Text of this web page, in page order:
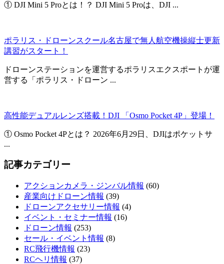
① DJI Mini 5 Proとは！？ DJI Mini 5 Proは、DJI ...
ポラリス・ドローンスクール名古屋で無人航空機操縦士更新
講習がスタート！
ドローンステーションを運営するポラリスエクスポートが運
営する「ポラリス・ドローン ...
高性能デュアルレンズ搭載！DJI 「Osmo Pocket 4P」登場！
① Osmo Pocket 4Pとは？ 2026年6月29日、DJIはポケットサ
...
記事カテゴリー
アクションカメラ・ジンバル情報 (60)
産業向けドローン情報 (39)
ドローンアクセサリー情報 (4)
イベント・セミナー情報 (16)
ドローン情報 (253)
セール・イベント情報 (8)
RC飛行機情報 (23)
RCヘリ情報 (37)